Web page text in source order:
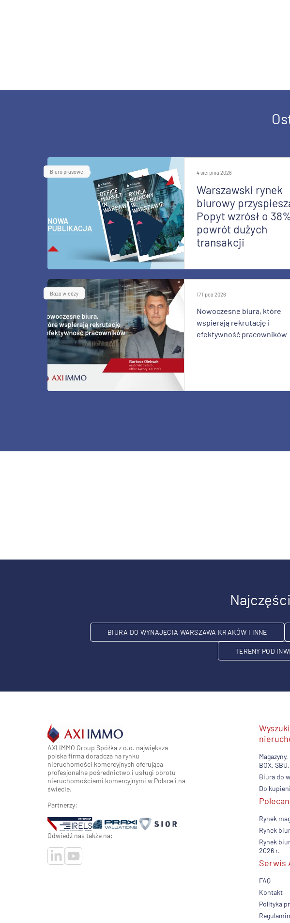
Biuro prasowe 4 sierpnia 2026
Warszawski rynek
biurowy
Popyt wzrósł o
powrót dużych
transakcji
Baza wiedzy 17 lipca 2026
Nowoczesne biura, które
wspierają rekrutację i
efektywność pracowników
BIURA DO WYNAJĘCIA WARSZAWA KRAKÓW I INNE
TERENY POD
AXI IMMO Group Spółka z o.o. największa
polska firma doradcza na rynku
nieruchomości komercyjnych oferująca
profesjonalne pośrednictwo i usługi obrotu
nieruchomościami komercyjnymi w Polsce i na
świecie.
Partnerzy:
Odwiedź nas także na:
BOX,
Biura do
Do
Rynek
Rynek
Rynek
2026 r.
Serwis
FAQ
Kontakt
Polityka